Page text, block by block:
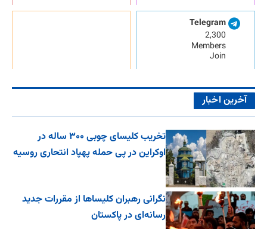
Telegram
2,300
Members
Join
آخرین اخبار
تخریب کلیسای چوبی ۳۰۰ ساله در
اوکراین در پی حمله پهپاد انتحاری روسیه
نگرانی رهبران کلیساها از مقررات جدید
رسانه‌ای در پاکستان